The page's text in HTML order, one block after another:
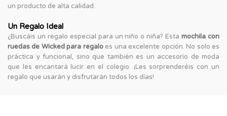
un producto de alta calidad.
Un Regalo Ideal
¿Buscáis un regalo especial para un niño o niña? Estamochila con
ruedas de Wicked para regaloes una excelente opción. No solo es
práctica y funcional, sino que también es un accesorio de moda
que les encantará lucir en el colegio. ¡Les sorprenderéis con un
regalo que usarán y disfrutarán todos los días!